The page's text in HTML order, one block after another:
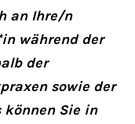
an Ihre/n
während der
der
sowie der
Sie in